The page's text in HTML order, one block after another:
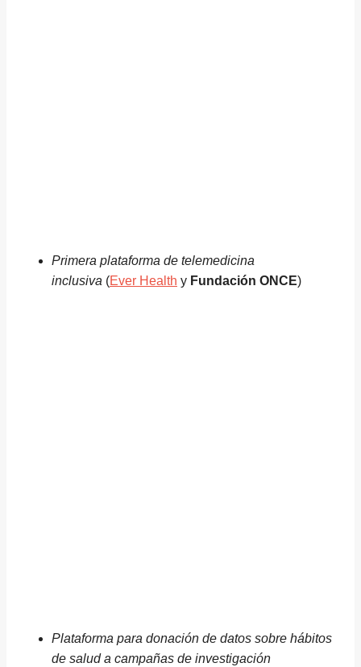
Primera plataforma de telemedicina
inclusiva (Ever Health y Fundación ONCE)
Plataforma para donación de datos sobre hábitos
de salud a campañas de investigación